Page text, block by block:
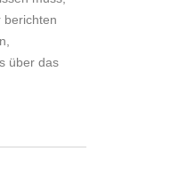
berichten
über das